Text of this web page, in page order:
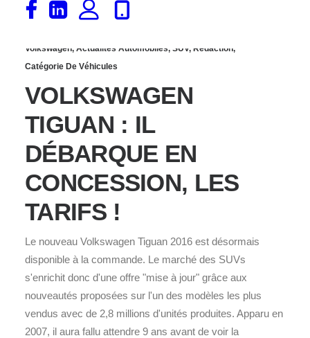
Volkswagen, Actualités Automobiles, SUV, Rédaction,
Catégorie De Véhicules
VOLKSWAGEN
TIGUAN : IL
DÉBARQUE EN
CONCESSION, LES
TARIFS !
Le nouveau Volkswagen Tiguan 2016 est désormais
disponible à la commande. Le marché des SUVs
s'enrichit donc d'une offre "mise à jour" grâce aux
nouveautés proposées sur l'un des modèles les plus
vendus avec de 2,8 millions d'unités produites. Apparu en
2007, il aura fallu attendre 9 ans avant de voir la